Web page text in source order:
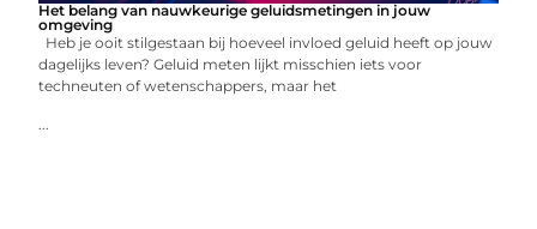
Het belang van nauwkeurige geluidsmetingen in jouw
omgeving
Heb je ooit stilgestaan bij hoeveel invloed geluid heeft op jouw
dagelijks leven? Geluid meten lijkt misschien iets voor
techneuten of wetenschappers, maar het
...